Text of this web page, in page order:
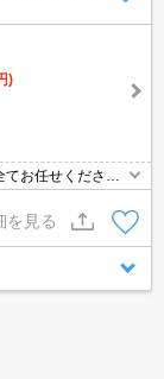
)
てお任せくださ
合わせくださいま
ですので安心して
を見る